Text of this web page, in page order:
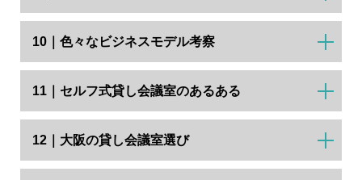
10｜色々なビジネスモデル考察
11｜セルフ式貸し会議室のあるある
12｜大阪の貸し会議室選び